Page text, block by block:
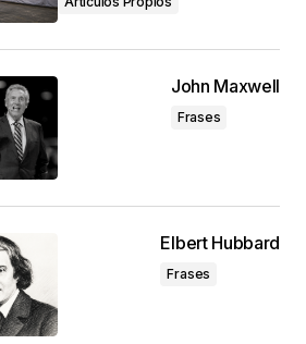
John Maxwell
Frases
Elbert Hubbard
Frases